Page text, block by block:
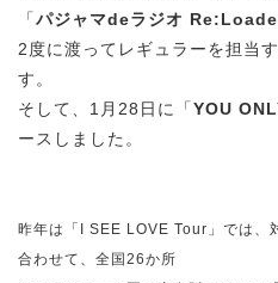
「パジャマdeラジオ
2度に渡ってレギュラーを担当
す。
そして、1月28日に「YOU
ースしました。
昨年は「I SEE LOVE Tour」では、
合わせて、全国26か所